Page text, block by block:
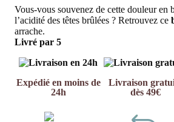
Vous-vous souvenez de cette douleur en
l’acidité des têtes brûlées ? Retrouvez ce
arrache.
Livré par 5
Expédié en moins de
24h
Livraison
dès 49€